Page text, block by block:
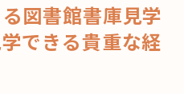
図書館書庫見学
できる貴重な経